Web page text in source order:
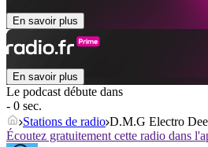
En savoir plus
En savoir plus
Le podcast débute dans
- 0 sec.
Stations de radio D.M.G Electro
Écoutez gratuitement cette radio dans